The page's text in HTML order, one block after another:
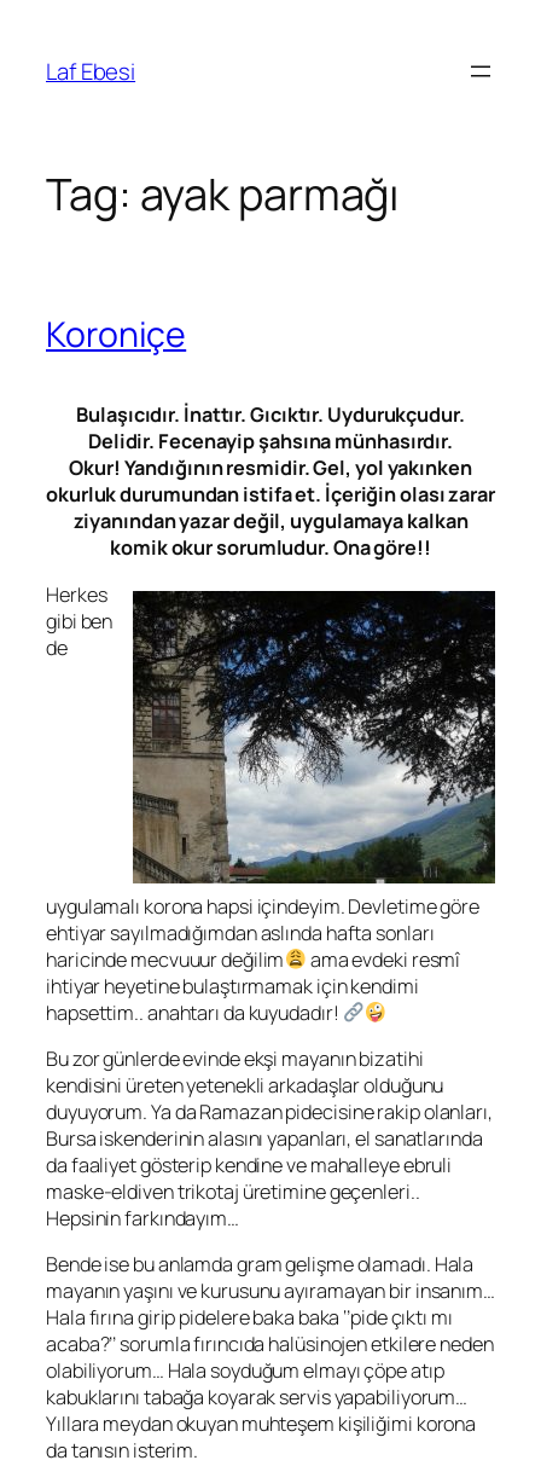
content
Laf Ebesi
Tag: ayak parmağı
Koroniçe
Bulaşıcıdır. İnattır. Gıcıktır. Uydurukçudur.
Delidir. Fecenayip şahsına münhasırdır.
Okur! Yandığının resmidir. Gel, yol yakınken
okurluk durumundan istifa et. İçeriğin olası zarar
ziyanından yazar değil, uygulamaya kalkan
komik okur sorumludur. Ona göre!!
Herkes
gibi ben
de
uygulamalı korona hapsi içindeyim. Devletime göre
ehtiyar sayılmadığımdan aslında hafta sonları
haricinde mecvuuur değilim
ama evdeki resmî
ihtiyar heyetine bulaştırmamak için kendimi
hapsettim.. anahtarı da kuyudadır!
Bu zor günlerde evinde ekşi mayanın bizatihi
kendisini üreten yetenekli arkadaşlar olduğunu
duyuyorum. Ya da Ramazan pidecisine rakip olanları,
Bursa iskenderinin alasını yapanları, el sanatlarında
da faaliyet gösterip kendine ve mahalleye ebruli
maske-eldiven trikotaj üretimine geçenleri..
Hepsinin farkındayım…
Bende ise bu anlamda gram gelişme olamadı. Hala
mayanın yaşını ve kurusunu ayıramayan bir insanım…
Hala fırına girip pidelere baka baka ‘’pide çıktı mı
acaba?’’ sorumla fırıncıda halüsinojen etkilere neden
olabiliyorum… Hala soyduğum elmayı çöpe atıp
kabuklarını tabağa koyarak servis yapabiliyorum…
Yıllara meydan okuyan muhteşem kişiliğimi korona
da tanısın isterim.